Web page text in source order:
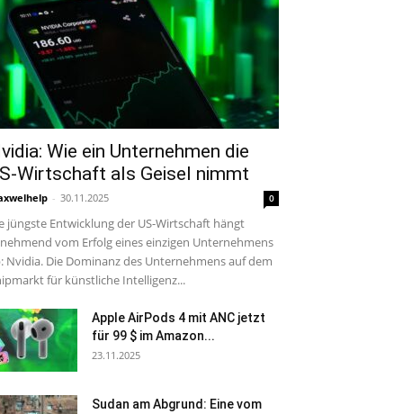
Wie ein Unternehmen die
Wirtschaft als Geisel nimmt
- 30.11.2025 0
jüngste Entwicklung der US-Wirtschaft hängt
vom Erfolg eines einzigen Unternehmens
Nvidia. Die Dominanz des Unternehmens auf dem
für künstliche Intelligenz...
Apple AirPods 4 mit ANC jetzt
für 99 $ im Amazon...
23.11.2025
Sudan am Abgrund: Eine vom